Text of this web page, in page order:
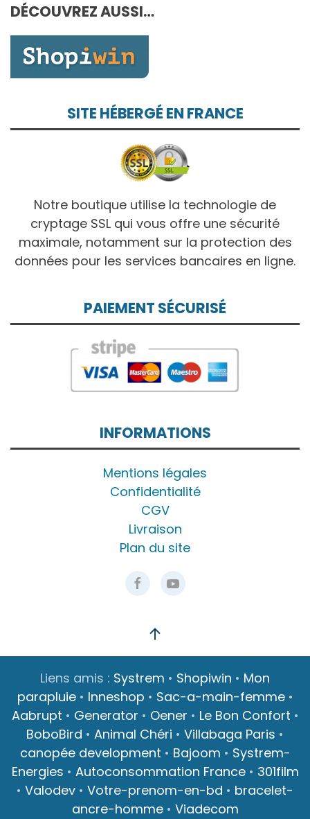
à
DÉCOUVREZ AUSSI…
SITE HÉBERGÉ EN FRANCE
Notre boutique utilise la technologie de
cryptage SSL qui vous offre une sécurité
maximale, notamment sur la protection des
données pour les services bancaires en ligne.
PAIEMENT SÉCURISÉ
INFORMATIONS
Mentions légales
Confidentialité
CGV
Livraison
Plan du site
Liens amis : Systrem • Shopiwin • Mon
parapluie• Inneshop • Sac-a-main-femme•
Aabrupt • Generator • Oener • Le Bon Confort •
BoboBird • Animal Chéri • Villabaga Paris •
canopée development • Bajoom • Systrem-
Energies • Autoconsommation France• 301film
• Valodev • Votre-prenom-en-bd • bracelet-
ancre-homme• Viadecom